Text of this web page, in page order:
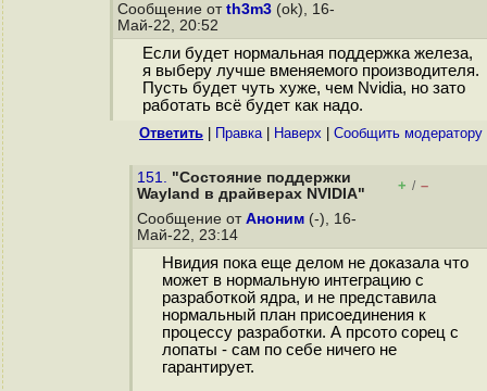
Сообщение от th3m3 (ok), 16-
Май-22, 20:52
Если будет нормальная поддержка железа,
я выберу лучше вменяемого производителя.
Пусть будет чуть хуже, чем Nvidia, но зато
работать всё будет как надо.
Ответить Правка| Наверх Cообщить модератору
151. "Состояние поддержки
Wayland в драйверах NVIDIA"
+ / –
Сообщение от Аноним (-), 16-
Май-22, 23:14
Нвидия пока еще делом не доказала что
может в нормальную интеграцию с
разработкой ядра, и не представила
нормальный план присоединения к
процессу разработки. А прсото сорец с
лопаты - сам по себе ничего не
гарантирует.